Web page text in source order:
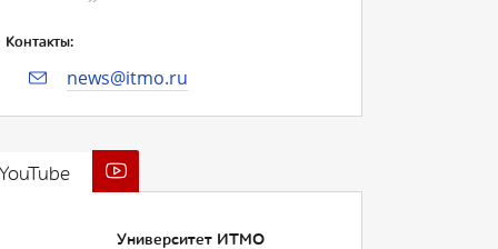
Контакты:
news@itmo.ru
Университет ИТМО